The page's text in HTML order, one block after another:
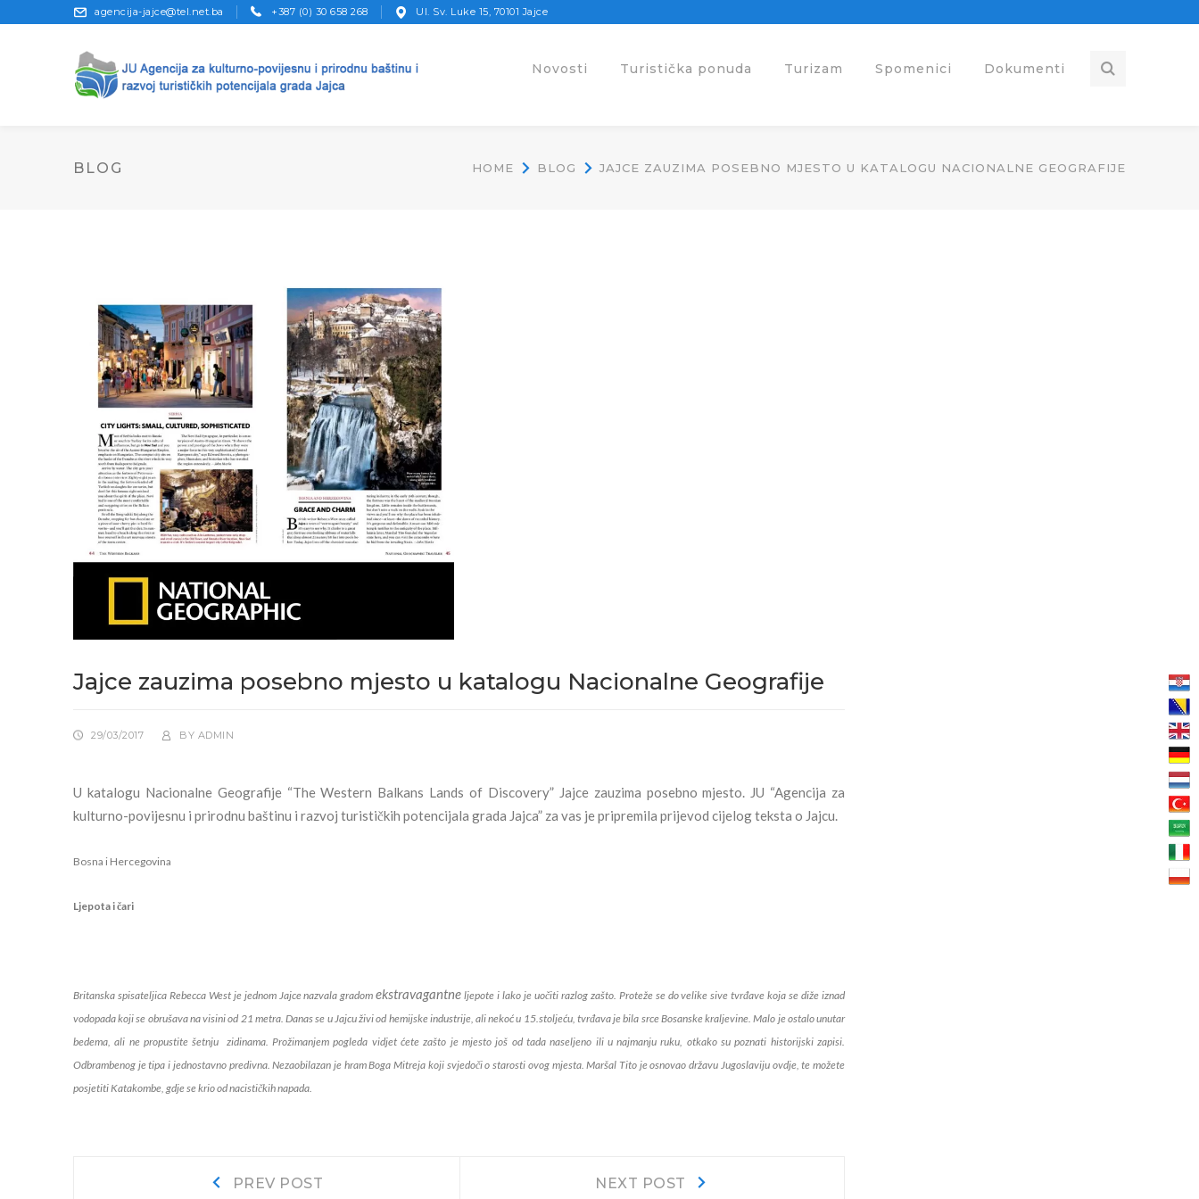
agencija-jajce@tel.net.ba +387 (0) 30 658 268 Ul. Sv. Luke 15, 70101 Jajce
Novosti Turistička ponuda Turizam Spomenici Dokumenti
BLOG HOME BLOG JAJCE ZAUZIMA POSEBNO MJESTO U KATALOGU NACIONALNE GEOGRAFIJE
Jajce zauzima posebno mjesto u katalogu Nacionalne Geografije
29/03/2017 BY ADMIN
U katalogu Nacionalne Geografije “The Western Balkans Lands of Discovery” Jajce zauzima posebno mjesto. JU “Agencija za
kulturno-povijesnu i prirodnu baštinu i razvoj turističkih potencijala grada Jajca” za vas je pripremila prijevod cijelog teksta o Jajcu.
Bosna i Hercegovina
Ljepota i čari
Britanska spisateljica Rebecca West je jednom Jajce nazvala gradomekstravagantne ljepote i lako je uočiti razlog zašto. Proteže se do velike sive tvrđave koja se diže iznad
vodopadakoji se obrušava na visini od 21 metra. Danas se u Jajcu živi od hemijske industrije, ali nekoć u 15.stoljeću, tvrđava je bila srce Bosanske kraljevine. Malo je ostalo unutar
bedema, ali ne propustite šetnju zidinama. Prožimanjem pogleda vidjet ćete zašto je mjesto još od tada naseljeno ili u najmanju ruku, otkako su poznati historijski zapisi.
Odbrambenog je tipa i jednostavno predivna. Nezaobilazan je hram Boga Mitreja koji svjedoči o starosti ovog mjesta. Maršal Tito je osnovao državu Jugoslaviju ovdje, te možete
posjetiti Katakombe, gdje se krio od nacističkih napada.
Navigacija PREV POST NEXT POST